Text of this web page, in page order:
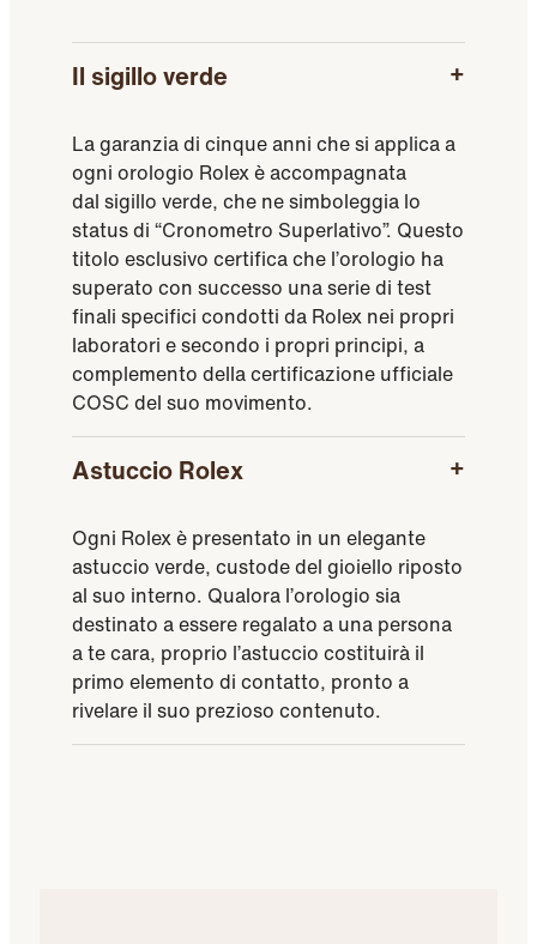
Il sigillo verde
La garanzia di cinque anni che si applica a
ogni orologio Rolex è accompagnata
dal sigillo verde, che ne simboleggia lo
status di “Cronometro Superlativo”. Questo
titolo esclusivo certifica che l’orologio ha
superato con successo una serie di test
finali specifici condotti da Rolex nei propri
laboratori e secondo i propri principi, a
complemento della certificazione ufficiale
COSC del suo movimento.
Astuccio Rolex
Ogni Rolex è presentato in un elegante
astuccio verde, custode del gioiello riposto
al suo interno. Qualora l’orologio sia
destinato a essere regalato a una persona
a te cara, proprio l’astuccio costituirà il
primo elemento di contatto, pronto a
rivelare il suo prezioso contenuto.